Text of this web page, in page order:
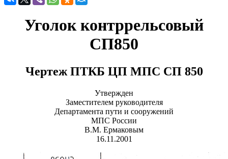
Уголок контррельсовый
СП850
Чертеж ПТКБ ЦП МПС СП 850
Утвержден
Заместителем руководителя
Департамента пути и сооружений
МПС России
В.М. Ермаковым
16.11.2001